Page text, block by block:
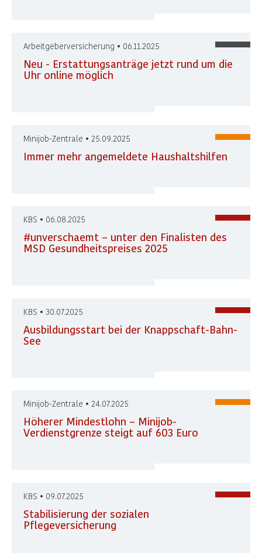
Arbeitgeberversicherung • 06.11.2025
Neu - Erstattungsanträge jetzt rund um die
Uhr online möglich
Minijob-Zentrale • 25.09.2025
Immer mehr angemeldete Haushaltshilfen
KBS • 06.08.2025
#unverschaemt – unter den Finalisten des
MSD Gesundheitspreises 2025
KBS • 30.07.2025
Ausbildungsstart bei der Knappschaft-Bahn-
See
Minijob-Zentrale • 24.07.2025
Höherer Mindestlohn – Minijob-
Verdienstgrenze steigt auf 603 Euro
KBS • 09.07.2025
Stabilisierung der sozialen
Pflegeversicherung